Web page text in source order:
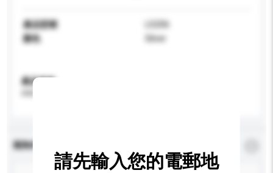
產品型號
LS206
顏色
Silver
產品規格
查詢內容
請先輸入您的電郵地